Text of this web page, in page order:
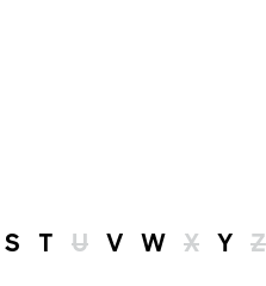
S T U V W X Y Z